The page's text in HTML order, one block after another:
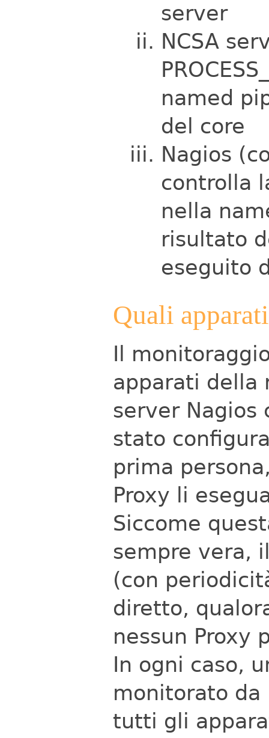
server
NCSA
named
del core
Nagios
controlla
nella
risultato
eseguito
Quali
Il
apparati della
server Nagios
stato
prima
Proxy li
Siccome
sempre vera,
(con
diretto,
nessun Proxy
In ogni caso,
monitorato da
tutti gli